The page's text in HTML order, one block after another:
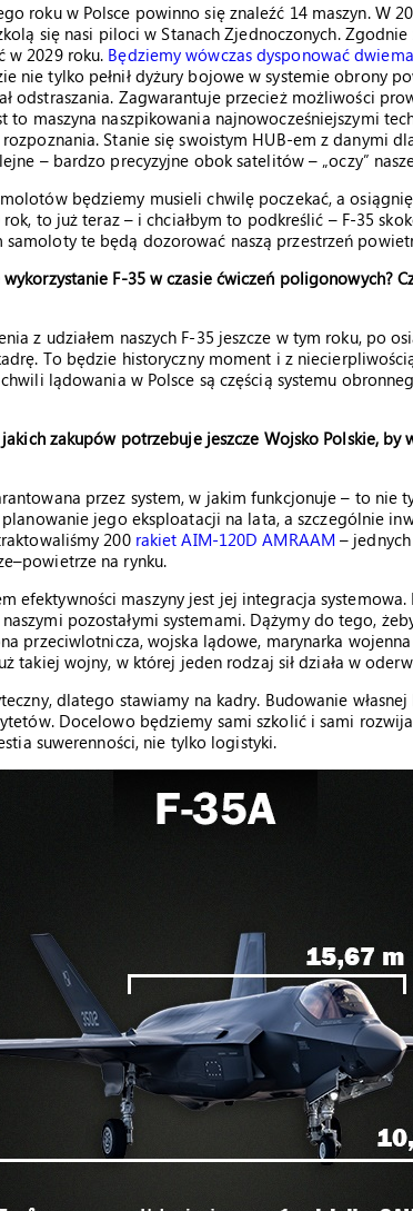
roku w Polsce powinno się znaleźć 14 maszyn. W
się nasi piloci w Stanach Zjednoczonych.
w 2029 roku. Będziemy wówczas dysponować
nie tylko pełnił dyżury bojowe w systemie obrony
odstraszania. Zagwarantuje przecież możliwości
to maszyna naszpikowania najnowocześniejszymi
Stanie się swoistym HUB-em z danymi
– bardzo precyzyjne obok satelitów – „oczy”
będziemy musieli chwilę poczekać, a
to już teraz – i chciałbym to podkreślić – F-35
samoloty te będą dozorować naszą przestrzeń
F-35 w czasie ćwiczeń poligonowych?
z udziałem naszych F-35 jeszcze w tym roku, po
To będzie historyczny moment i z
lądowania w Polsce są częścią systemu
zakupów potrzebuje jeszcze Wojsko Polskie, by
przez system, w jakim funkcjonuje – to nie
jego eksploatacji na lata, a szczególnie
200 rakiet AIM-120D AMRAAM –
na rynku.
efektywności maszyny jest jej integracja
pozostałymi systemami. Dążymy do tego,
przeciwlotnicza, wojska lądowe, marynarka
takiej wojny, w której jeden rodzaj sił działa w
dlatego stawiamy na kadry. Budowanie
Docelowo będziemy sami szkolić i sami
suwerenności, nie tylko logistyki.